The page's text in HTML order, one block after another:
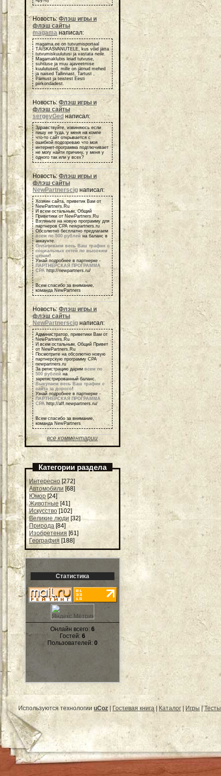
Новость: Флэш игры и
флэш сайты
magama написал:
magama.ee on tutvumisportaal
TÄISKASVANUTELE, kus võid jätta
tutvumiskuulutusi ja vastata neile.
Magamaklubis leiad tutvuse,
suhtluse ja muu ajaveetmise
kuulutused, mille on jätnud mehed
ja naised Tallinnast, Tartust ,
Pärnust ja teistest Eesti
piirkondadest.
Новость: Флэш игры и
флэш сайты
sergeyGed написал:
Здравствуйте, извиняюсь если
пишу не туда, у меня на компе
что-то сайт открывается с
ошибкой подозреваю что моя
интернет-программа подглючивает
не могу найти причину, у меня у
одного так или у всех?
Новость: Флэш игры и
флэш сайты
NewPartnerscig написал:
Хозяин сайта, приветик Вам от
NewPartners.Ru
И всем остальным, Общий
Приветики от NewPartners.Ru
Взгляньте на новую программу для
партнеров СРА newpartners.ru
Обсолютно бесплатно предлагаем
всем по 500 рублей на баланс в
аккаунте.
Оплачиваем весь Ваш трафик с
социальных сетей по высоким
ценам!
Узнай подробнее в партнерке -
ПАРТНЕРСКАЯ ПРОГРАММА
СРА http://newpartners.ru/
Всем спасибо за внимание,
команда NewPartners
Новость: Флэш игры и
флэш сайты
NewPartnerscig написал:
Администратор, приветики Вам от
NewPartners.Ru
И всем остальным, Общий Привет
от NewPartners.Ru
Посмотрите на обсолютно новую
партнерскую программу СРА
newpartners.ru
За регистрацию дарим всем по
500 рублей на
зарегистрированный баланс.
Выкупаем весь Ваш трафик с
сайта за дорого!
Узнай подробнее в партнерке -
ПАРТНЕРСКАЯ ПРОГРАММА
СРА http://aff.newpartners.ru/
Всем спасибо за внимание,
команда NewPartners
все комментарии
Категории раздела
Интересно [272]
Автомобили [68]
Юмор [24]
Животные [41]
Искусство [102]
Великие люди [32]
Природа [84]
Изобретения [61]
География [188]
Статистика
Онлайн всего: 6
Гостей: 6
Пользователей: 0
Используются технологии uCoz | Гостевая книга | Каталог | Игры |Тесты